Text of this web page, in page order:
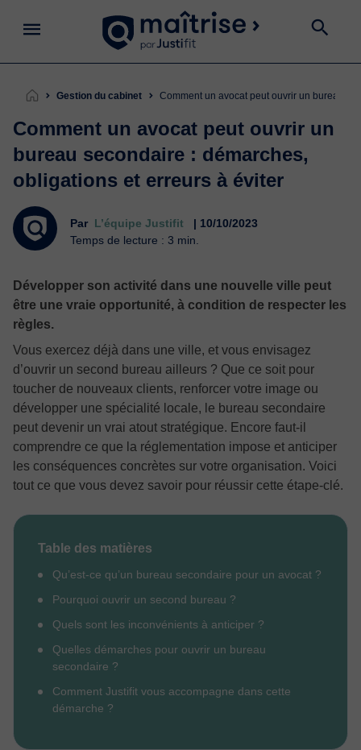
Gestion du cabinet Comment un avocat peut ouvrir un bureau
Comment un avocat peut ouvrir un
bureau secondaire : démarches,
obligations et erreurs à éviter
Par L’équipe Justifit
| 10/10/2023
Temps de lecture : 3 min.
Développer son activité dans une nouvelle ville peut
être une vraie opportunité, à condition de respecter les
règles.
Vous exercez déjà dans une ville, et vous envisagez
d’ouvrir un second bureau ailleurs ? Que ce soit pour
toucher de nouveaux clients, renforcer votre image ou
développer une spécialité locale, le bureau secondaire
peut devenir un vrai atout stratégique. Encore faut-il
comprendre ce que la réglementation impose et anticiper
les conséquences concrètes sur votre organisation. Voici
tout ce que vous devez savoir pour réussir cette étape-clé.
Table des matières
Qu’est-ce qu’un bureau secondaire pour un avocat ?
Pourquoi ouvrir un second bureau ?
Quels sont les inconvénients à anticiper ?
Quelles démarches pour ouvrir un bureau
secondaire ?
Comment Justifit vous accompagne dans cette
démarche ?